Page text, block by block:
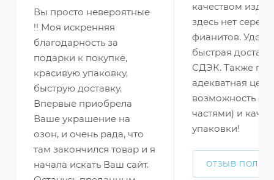
Вы просто невероятные
!! Моя искренняя
благодарность за
подарки к покупке,
красивую упаковку,
быструю доставку.
Впервые приобрела
Ваше украшение на
озон, и очень рада, что
там закончился товар и я
начала искать Ваш сайт.
качеством
здесь нет
фианитов.
быстрая
СДЭК. Также
адекватная цена
возможность
частями) и
упаковки!
ОТЗЫВ